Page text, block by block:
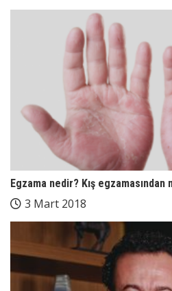
Egzama nedir? Kış egzamasından
3 Mart 2018